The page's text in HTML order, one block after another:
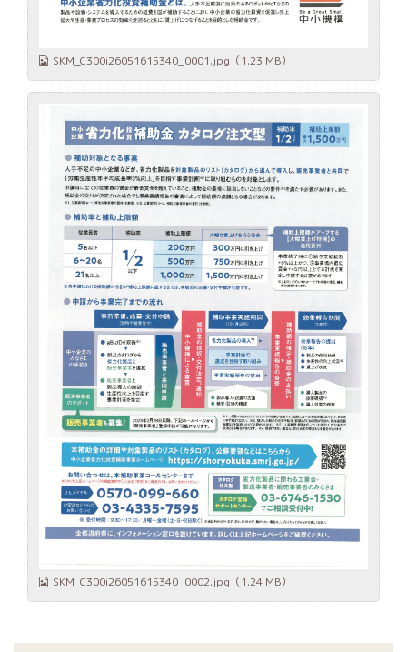
SKM_C300i26051615340_0001.jpg （1.23 MB）
SKM_C300i26051615340_0002.jpg （1.24 MB）